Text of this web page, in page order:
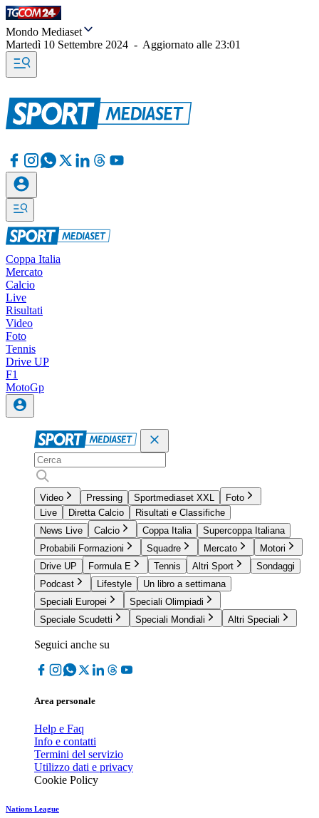
Mondo Mediaset
Martedì 10 Settembre 2024 - Aggiornato alle 23:01
Coppa Italia
Mercato
Calcio
Live
Risultati
Video
Foto
Tennis
Drive UP
F1
MotoGp
Video Pressing Sportmediaset XXL
Foto
Live
Diretta Calcio
Risultati e Classifiche
News Live
Calcio Coppa Italia
Supercoppa Italiana
Probabili Formazioni
Squadre Mercato
Motori
Drive UP
Formula E Tennis Altri Sport
Sondaggi
Podcast
Lifestyle
Un libro a settimana
Speciali Europei
Speciali Olimpiadi
Speciale Scudetti
Speciali Mondiali Altri Speciali
Seguici anche su
Area personale
Help e Faq
Info e contatti
Termini del servizio
Utilizzo dati e privacy
Cookie Policy
Nations League